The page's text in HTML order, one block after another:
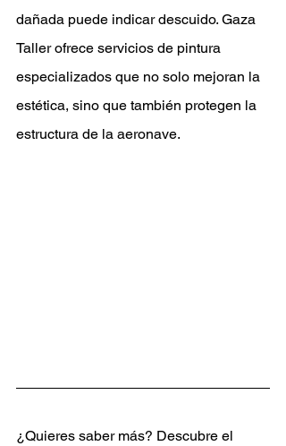
dañada puede indicar descuido. Gaza
Taller ofrece servicios de pintura
especializados que no solo mejoran la
estética, sino que también protegen la
estructura de la aeronave.
¿Quieres saber más? Descubre el